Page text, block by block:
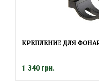
КРЕПЛЕНИЕ ДЛЯ ФОНАРЯ
1 340 грн.